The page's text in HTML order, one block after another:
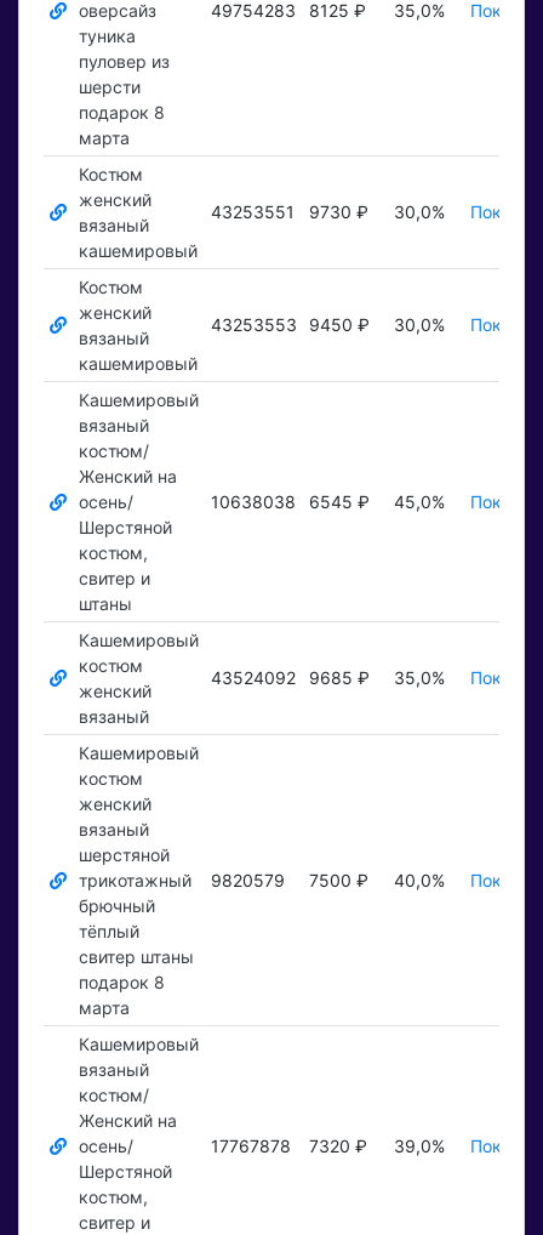
оверсайз
туника
пуловер из
шерсти
подарок 8
марта
49754283 8125 ₽ 35,0%
Костюм
женский
вязаный
кашемировый
43253551 9730 ₽ 30,0%
Костюм
женский
вязаный
кашемировый
43253553 9450 ₽ 30,0%
Кашемировый
вязаный
костюм/
Женский на
осень/
Шерстяной
костюм,
свитер и
штаны
10638038 6545 ₽ 45,0%
Кашемировый
костюм
женский
вязаный
43524092 9685 ₽ 35,0%
Кашемировый
костюм
женский
вязаный
шерстяной
трикотажный
брючный
тёплый
свитер штаны
подарок 8
марта
9820579 7500 ₽ 40,0%
Кашемировый
вязаный
костюм/
Женский на
осень/
Шерстяной
костюм,
свитер и
17767878 7320 ₽ 39,0%